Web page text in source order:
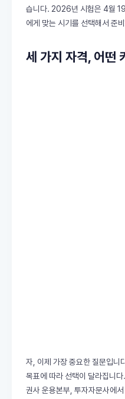
습니다. 2026년 시험은 4월
에게 맞는 시기를 선택해서 준
세 가지 자격, 어떤
자, 이제 가장 중요한 질문입니
목표에 따라 선택이 달라집니
권사 운용본부, 투자자문사에